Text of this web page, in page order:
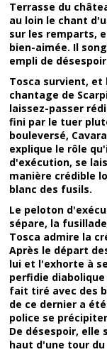
Terrasse du
au loin le chant
sur les remparts,
bien-aimée. Il
empli de
Tosca survient, et
chantage de
laissez-passer
fini par le tuer
bouleversé,
explique le rôle
d'exécution, se
manière crédible
blanc des fusils.
Le peloton
sépare, la
Tosca admire la
Après le départ
lui et l'exhorte à
perfidie
fait tiré avec des
de ce dernier a
police se
De désespoir, elle
haut d'une tour